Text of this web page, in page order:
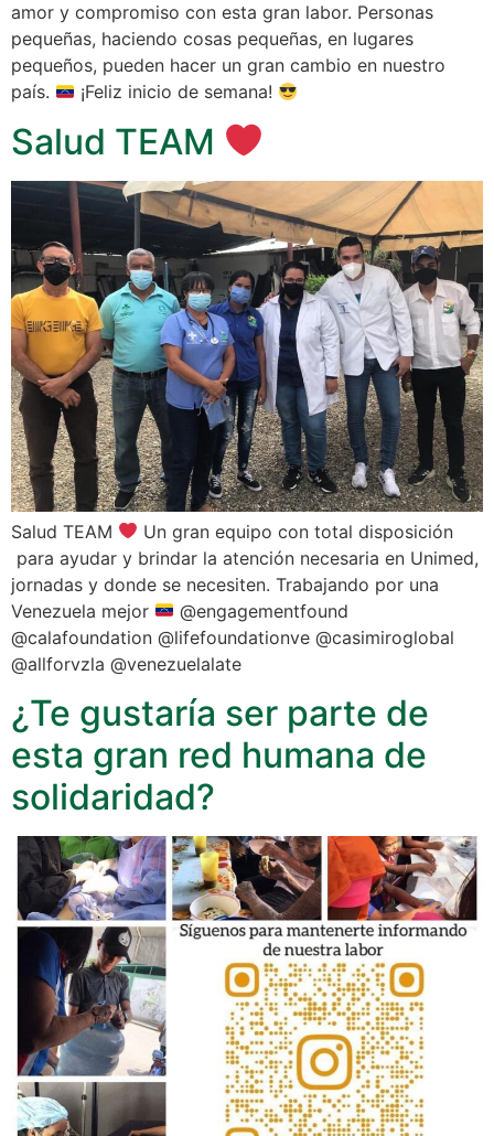
amor y compromiso con esta gran labor. Personas
pequeñas, haciendo cosas pequeñas, en lugares
pequeños, pueden hacer un gran cambio en nuestro
país.
¡Feliz inicio de semana!
Salud TEAM
Salud TEAM
Un gran equipo con total disposición
para ayudar y brindar la atención necesaria en Unimed,
jornadas y donde se necesiten. Trabajando por una
Venezuela mejor
@engagementfound
@calafoundation @lifefoundationve @casimiroglobal
@allforvzla @venezuelalate
¿Te gustaría ser parte de
esta gran red humana de
solidaridad?